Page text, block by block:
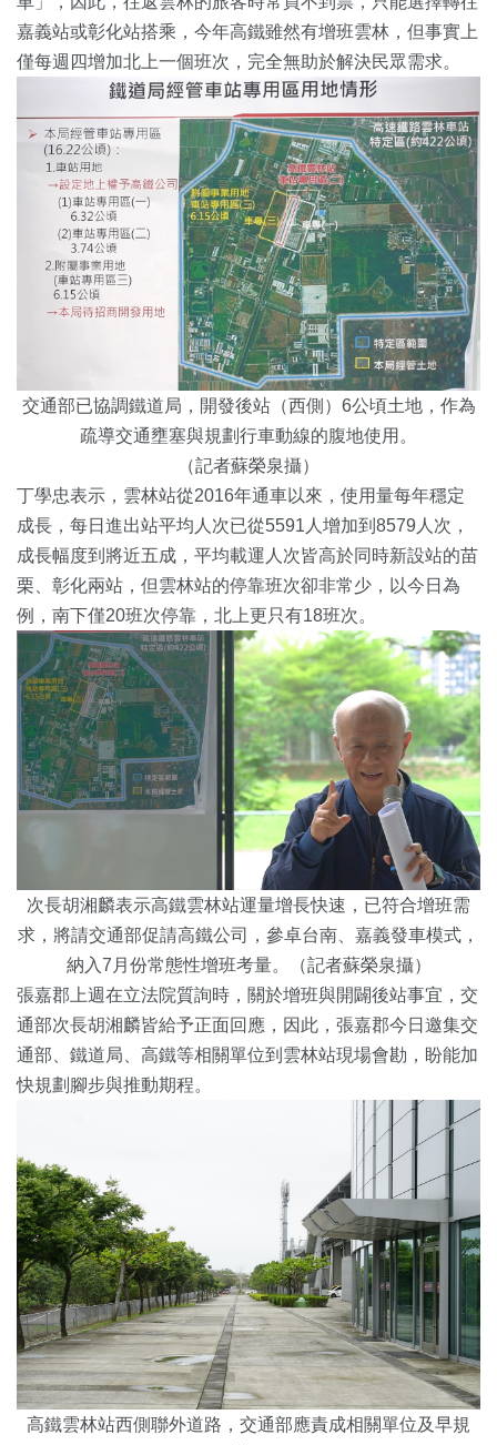
嘉義站或彰化站搭乘，今年高鐵雖然有增班雲林，但事實上
僅每週四增加北上一個班次，完全無助於解決民眾需求。
交通部已協調鐵道局，開發後站（西側）6公頃土地，作為
疏導交通壅塞與規劃行車動線的腹地使用。
（記者蘇榮泉攝）
丁學忠表示，雲林站從2016年通車以來，使用量每年穩定
成長，每日進出站平均人次已從5591人增加到8579人次，
成長幅度到將近五成，平均載運人次皆高於同時新設站的苗
栗、彰化兩站，但雲林站的停靠班次卻非常少，以今日為
例，南下僅20班次停靠，北上更只有18班次。
次長胡湘麟表示高鐵雲林站運量增長快速，已符合增班需
求，將請交通部促請高鐵公司，參卓台南、嘉義發車模式，
納入7月份常態性增班考量。（記者蘇榮泉攝）
張嘉郡上週在立法院質詢時，關於增班與開闢後站事宜，交
通部次長胡湘麟皆給予正面回應，因此，張嘉郡今日邀集交
通部、鐵道局、高鐵等相關單位到雲林站現場會勘，盼能加
快規劃腳步與推動期程。
高鐵雲林站西側聯外道路，交通部應責成相關單位及早規